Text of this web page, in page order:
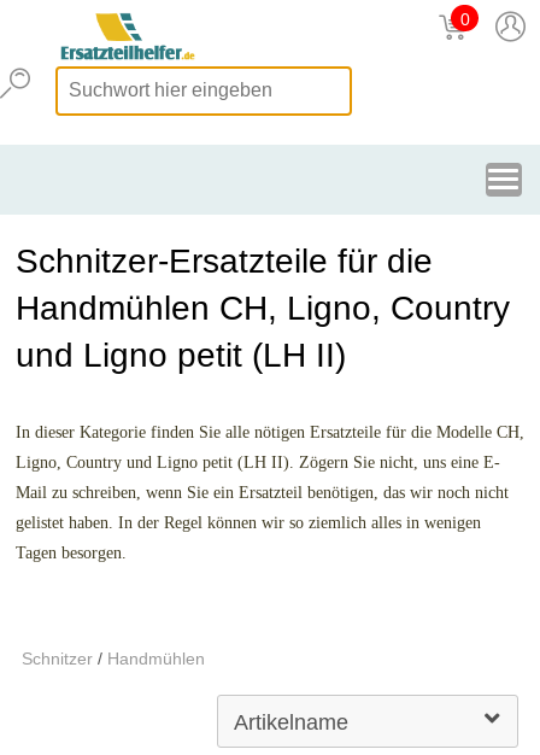
0
Schnitzer-Ersatzteile für die
Handmühlen CH, Ligno, Country
und Ligno petit (LH II)
In dieser Kategorie finden Sie alle nötigen Ersatzteile für die Modelle CH,
Ligno, Country und Ligno petit (LH II). Zögern Sie nicht, uns eine E-
Mail zu schreiben, wenn Sie ein Ersatzteil benötigen, das wir noch nicht
gelistet haben. In der Regel können wir so ziemlich alles in wenigen
Tagen besorgen.
Schnitzer / Handmühlen